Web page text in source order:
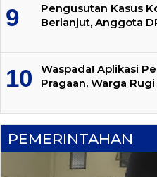
Pengusutan Kasus
Berlanjut, Anggota
Waspada! Aplikasi
Pragaan, Warga
PEMERINTAHAN